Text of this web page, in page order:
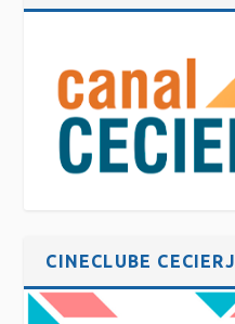
CINECLUBE CECIERJ